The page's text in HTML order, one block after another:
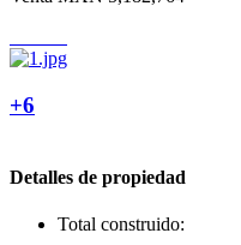
+6
Detalles de propiedad
Total construido: